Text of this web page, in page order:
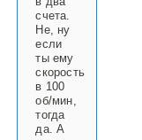
счета.
Не, ну
если
ты ему
скорость
в 100
об/мин,
тогда
да. А